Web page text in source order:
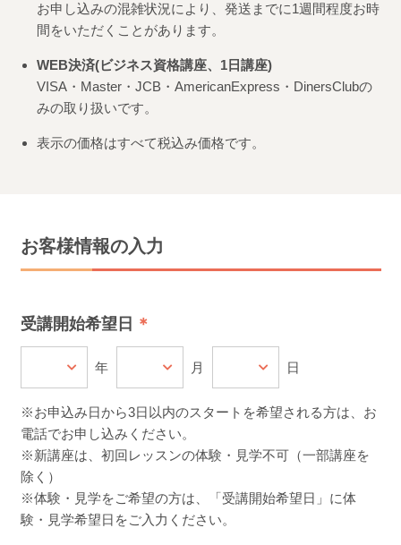
お申し込みの混雑状況により、発送までに1週間程度お時
間をいただくことがあります。
WEB決済(ビジネス資格講座、1日講座)
VISA・Master・JCB・AmericanExpress・DinersClubの
みの取り扱いです。
表示の価格はすべて税込み価格です。
お客様情報の入力
受講開始希望日
年 月 日
※お申込み日から3日以内のスタートを希望される方は、お
電話でお申し込みください。
※新講座は、初回レッスンの体験・見学不可（一部講座を
除く）
※体験・見学をご希望の方は、「受講開始希望日」に体
験・見学希望日をご入力ください。